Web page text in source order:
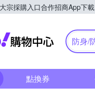
宗採購入口合作招商App下載
Yahoo購
防身/
點換券